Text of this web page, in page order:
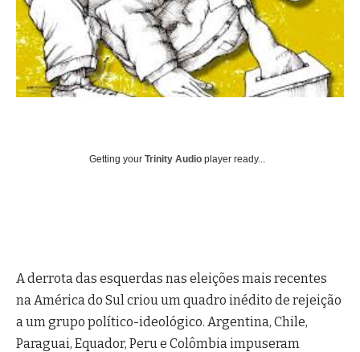
Getting your Trinity Audio player ready...
A derrota das esquerdas nas eleições mais recentes
na América do Sul criou um quadro inédito de rejeição
a um grupo político-ideológico. Argentina, Chile,
Paraguai, Equador, Peru e Colômbia impuseram